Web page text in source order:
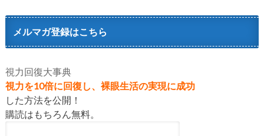
メルマガ登録はこちら
視力回復大事典
視力を10倍に回復し、裸眼生活の実現に成功
した方法を公開！
購読はもちろん無料。